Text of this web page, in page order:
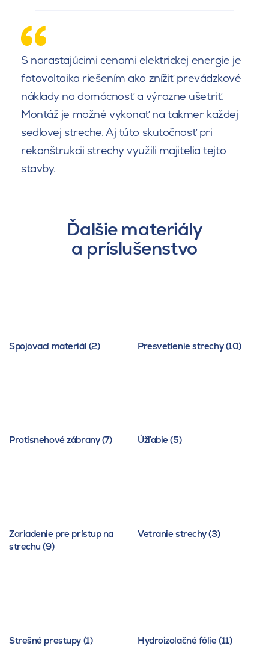
S narastajúcimi cenami elektrickej energie je
fotovoltaika riešením ako znížiť prevádzkové
náklady na domácnosť a výrazne ušetriť.
Montáž je možné vykonať na takmer každej
sedlovej streche. Aj túto skutočnosť pri
rekonštrukcii strechy využili majitelia tejto
stavby.
Ďalšie materiály
a príslušenstvo
Spojovací materiál (2) Presvetlenie strechy (10)
Protisnehové zábrany (7) Úžľabie (5)
Zariadenie pre prístup na
strechu (9)
Vetranie strechy (3)
Strešné prestupy (1) Hydroizolačné fólie (11)